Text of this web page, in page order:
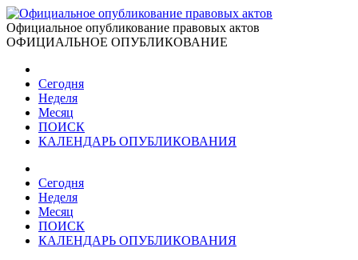
Официальное опубликование правовых актов
ОФИЦИАЛЬНОЕ ОПУБЛИКОВАНИЕ
Сегодня
Неделя
Месяц
ПОИСК
КАЛЕНДАРЬ ОПУБЛИКОВАНИЯ
Сегодня
Неделя
Месяц
ПОИСК
КАЛЕНДАРЬ ОПУБЛИКОВАНИЯ